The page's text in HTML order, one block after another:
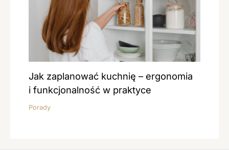
Jak zaplanować kuchnię – ergonomia
i funkcjonalność w praktyce
Porady